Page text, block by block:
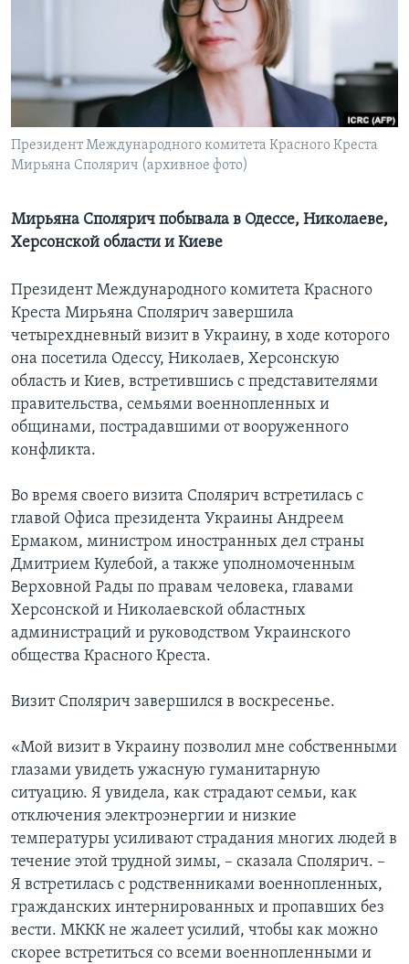
СОЦИАЛЬНЫЕ СЕТИ
Языки
Президент Международного комитета Красного Креста
Мирьяна Сполярич (архивное фото)
Мирьяна Сполярич побывала в Одессе, Николаеве,
Херсонской области и Киеве
Президент Международного комитета Красного
Креста Мирьяна Сполярич завершила
четырехдневный визит в Украину, в ходе которого
она посетила Одессу, Николаев, Херсонскую
область и Киев, встретившись с представителями
правительства, семьями военнопленных и
общинами, пострадавшими от вооруженного
конфликта.
Во время своего визита Сполярич встретилась с
главой Офиса президента Украины Андреем
Ермаком, министром иностранных дел страны
Дмитрием Кулебой, а также уполномоченным
Верховной Рады по правам человека, главами
Херсонской и Николаевской областных
администраций и руководством Украинского
общества Красного Креста.
Визит Сполярич завершился в воскресенье.
«Мой визит в Украину позволил мне собственными
глазами увидеть ужасную гуманитарную
ситуацию. Я увидела, как страдают семьи, как
отключения электроэнергии и низкие
температуры усиливают страдания многих людей в
течение этой трудной зимы, – сказала Сполярич. –
Я встретилась с родственниками военнопленных,
гражданских интернированных и пропавших без
вести. МККК не жалеет усилий, чтобы как можно
скорее встретиться со всеми военнопленными и